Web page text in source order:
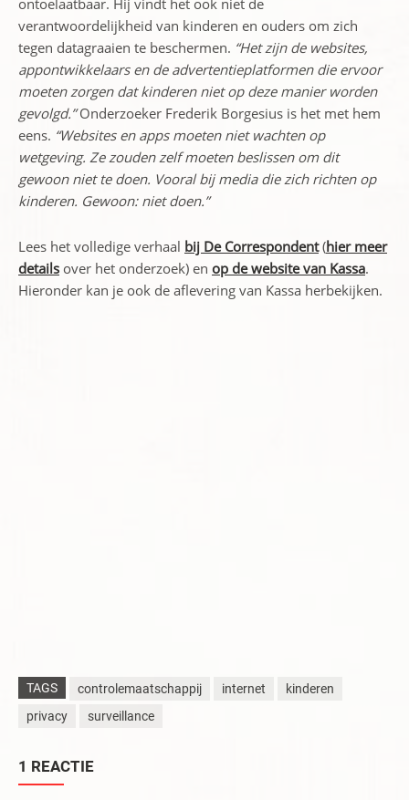
ontoelaatbaar. Hij vindt het ook niet de
verantwoordelijkheid van kinderen en ouders om zich
tegen datagraaien te beschermen. “Het zijn de websites,
appontwikkelaars en de advertentieplatformen die ervoor
moeten zorgen dat kinderen niet op deze manier worden
gevolgd.”Onderzoeker Frederik Borgesius is het met hem
eens. “Websites en apps moeten niet wachten op
wetgeving. Ze zouden zelf moeten beslissen om dit
gewoon niet te doen. Vooral bij media die zich richten op
kinderen. Gewoon: niet doen.”
Lees het volledige verhaal bij De Correspondent(hier meer
details over het onderzoek) en op de website van Kassa.
Hieronder kan je ook de aflevering van Kassa herbekijken.
TAGS controlemaatschappij internet
kinderen
privacy
surveillance
1 REACTIE